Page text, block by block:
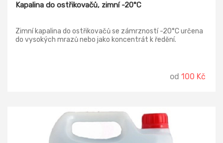
Kapalina do ostřikovačů, zimní -20°C
Zimní kapalina do ostřikovačů se zámrzností -20°C určena
do vysokých mrazů nebo jako koncentrát k ředění.
od 100 Kč